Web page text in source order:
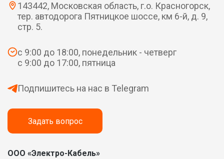
143442, Московская область, г.о. Красногорск,
тер. автодорога Пятницкое шоссе, км 6-й, д. 9,
стр. 5.
с 9:00 до 18:00, понедельник - четверг
с 9:00 до 17:00, пятница
Подпишитесь на нас в Telegram
Задать вопрос
ООО «Электро-Кабель»